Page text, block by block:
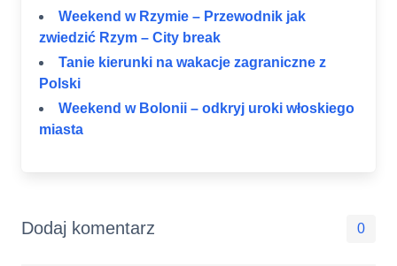
Weekend w Rzymie – Przewodnik jak
zwiedzić Rzym – City break
Tanie kierunki na wakacje zagraniczne z
Polski
Weekend w Bolonii – odkryj uroki włoskiego
miasta
Dodaj komentarz 0